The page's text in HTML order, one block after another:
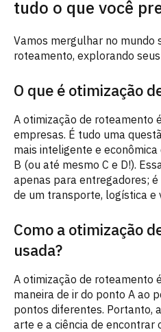
tudo o que você
Vamos mergulhar no mundo
roteamento, explorando
O que é otimização
A otimização de roteamento
empresas. É tudo uma
mais inteligente e
B (ou até mesmo C e D!).
apenas para entregadores;
de um transporte, logística e
Como a otimização
usada?
A otimização de roteamento
maneira de ir do ponto A ao
pontos diferentes. Portanto,
arte e a ciência de encontrar